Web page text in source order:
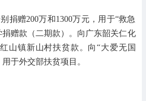
赠200万和1300万元，用于“救急
赠款（二期款）。向广东韶关仁化
山镇新山村扶贫款。向“大爱无国
于外交部扶贫项目。